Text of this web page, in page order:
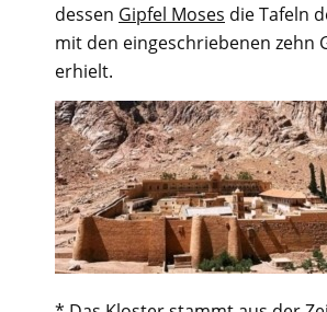
dessen Gipfel Moses die Tafeln
mit den eingeschriebenen zehn
erhielt.